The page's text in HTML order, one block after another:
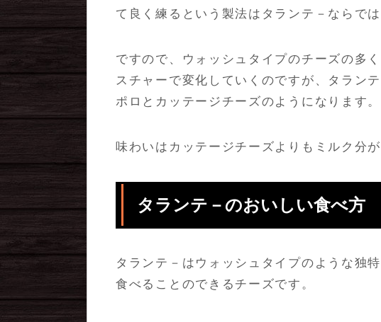
て良く練るという製法はタランテ－ならでは
ですので、ウォッシュタイプのチーズの多
スチャーで変化していくのですが、タラン
ポロとカッテージチーズのようになります。
味わいはカッテージチーズよりもミルク分
タランテ－のおいしい食べ方
タランテ－はウォッシュタイプのような独
食べることのできるチーズです。